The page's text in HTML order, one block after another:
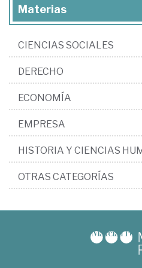
Materias
CIENCIAS SOCIALES
DERECHO
ECONOMÍA
EMPRESA
HISTORIA Y CIENCIAS
OTRAS CATEGORÍAS